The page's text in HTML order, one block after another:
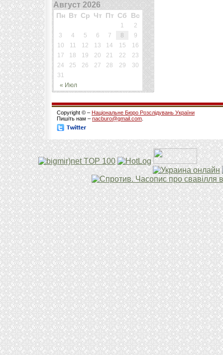
Август 2026
Пн Вт Ср Чт Пт Сб Вс
« Июл
1
2
3
4 5 6 7 8
9
10
11 12 13 14 15
16
17
18 19 20 21 22
23
24
25 26 27 28 29
30
31
Copyright © – Національне Бюро Розслідувань України
Пишіть нам – nacburo@gmail.com